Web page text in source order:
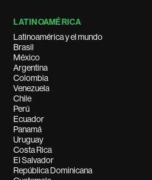
LATINOAMÉRICA
Latinoamérica y el mundo
Brasil
México
Argentina
Colombia
Venezuela
Chile
Perú
Ecuador
Panamá
Uruguay
Costa Rica
El Salvador
República Dominicana